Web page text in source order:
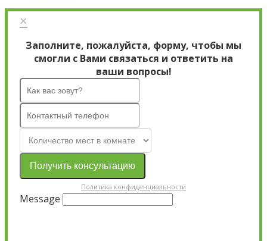
×
Заполните, пожалуйста, форму, чтобы мы
смогли с Вами связаться и ответить на
ваши вопросы!
Получить консультацию
Политика конфиденциальности
Message